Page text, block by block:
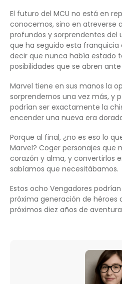
El futuro del MCU no está en
conocemos, sino en atreverse
profundos y sorprendentes del
que ha seguido esta franquicia
decir que nunca había estado
posibilidades que se abren
Marvel tiene en sus manos la
sorprendernos una vez más, y
podrían ser exactamente la
encender una nueva era
Porque al final, ¿no es eso lo
Marvel? Coger personajes que
corazón y alma, y convertirlos
sabíamos que necesitábamos.
Estos ocho Vengadores
próxima generación de héroes
próximos diez años de